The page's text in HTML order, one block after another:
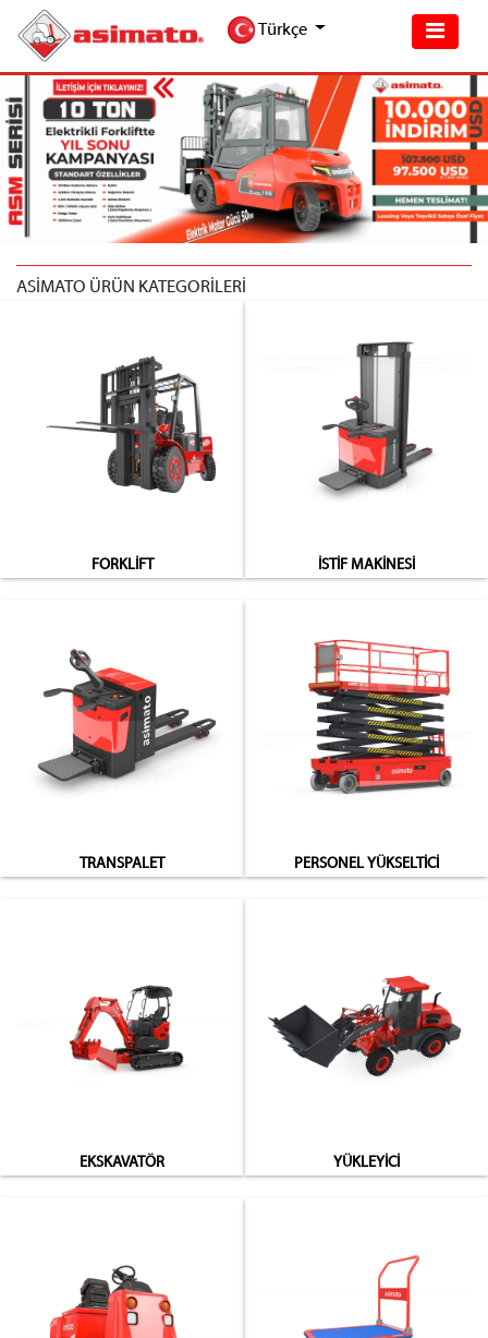
Türkçe
ASİMATO ÜRÜN KATEGORİLERİ
FORKLİFT İSTİF MAKİNESİ
TRANSPALET PERSONEL YÜKSELTİCİ
EKSKAVATÖR YÜKLEYİCİ